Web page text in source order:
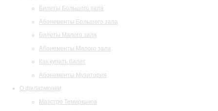
Билеты Большого зала
Абонементы Большого зала
Билеты Малого зала
Абонементы Малого зала
Как купить билет
Абонементы Музитория
О филармонии
Маэстро Темирканов